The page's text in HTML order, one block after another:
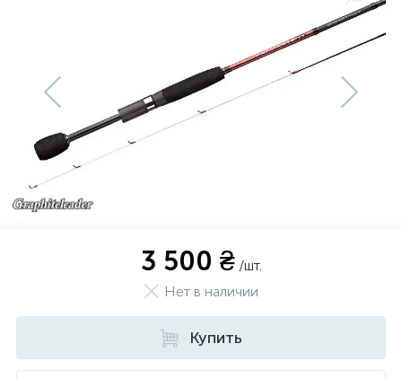
3 500 ₴ /шт.
Нет в наличии
Купить